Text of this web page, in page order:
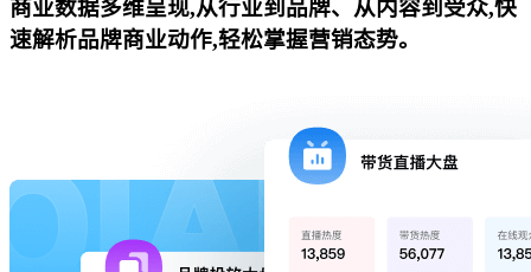
商业数据多维呈现,从行业到品牌、从内容到受众,快
速解析品牌商业动作,轻松掌握营销态势。